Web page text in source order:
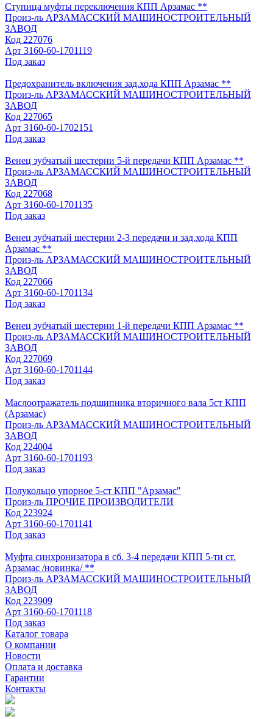
Ступица муфты переключения КПП Арзамас **
Произ-ль АРЗАМАССКИЙ МАШИНОСТРОИТЕЛЬНЫЙ
ЗАВОД
Код 227076
Арт 3160-60-1701119
Под заказ
Предохранитель включения зад.хода КПП Арзамас **
Произ-ль АРЗАМАССКИЙ МАШИНОСТРОИТЕЛЬНЫЙ
ЗАВОД
Код 227065
Арт 3160-60-1702151
Под заказ
Венец зубчатый шестерни 5-й передачи КПП Арзамас **
Произ-ль АРЗАМАССКИЙ МАШИНОСТРОИТЕЛЬНЫЙ
ЗАВОД
Код 227068
Арт 3160-60-1701135
Под заказ
Венец зубчатый шестерни 2-3 передачи и зад.хода КПП
Арзамас **
Произ-ль АРЗАМАССКИЙ МАШИНОСТРОИТЕЛЬНЫЙ
ЗАВОД
Код 227066
Арт 3160-60-1701134
Под заказ
Венец зубчатый шестерни 1-й передачи КПП Арзамас **
Произ-ль АРЗАМАССКИЙ МАШИНОСТРОИТЕЛЬНЫЙ
ЗАВОД
Код 227069
Арт 3160-60-1701144
Под заказ
Маслоотражатель подшипника вторичного вала 5ст КПП
(Арзамас)
Произ-ль АРЗАМАССКИЙ МАШИНОСТРОИТЕЛЬНЫЙ
ЗАВОД
Код 224004
Арт 3160-60-1701193
Под заказ
Полукольцо упорное 5-ст КПП "Арзамас"
Произ-ль ПРОЧИЕ ПРОИЗВОДИТЕЛИ
Код 223924
Арт 3160-60-1701141
Под заказ
Муфта синхронизатора в сб. 3-4 передачи КПП 5-ти ст.
Арзамас /новинка/ **
Произ-ль АРЗАМАССКИЙ МАШИНОСТРОИТЕЛЬНЫЙ
ЗАВОД
Код 223909
Арт 3160-60-1701118
Под заказ
Каталог товара
О компании
Новости
Оплата и доставка
Гарантии
Контакты